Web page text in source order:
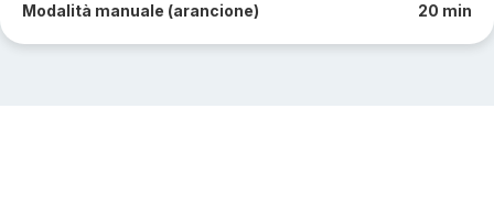
Modalità manuale (arancione) 20 min